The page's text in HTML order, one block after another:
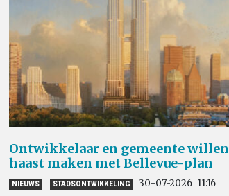
Ontwikkelaar en gemeente willen
haast maken met Bellevue-plan
NIEUWS STADSONTWIKKELING 30-07-2026 11:16